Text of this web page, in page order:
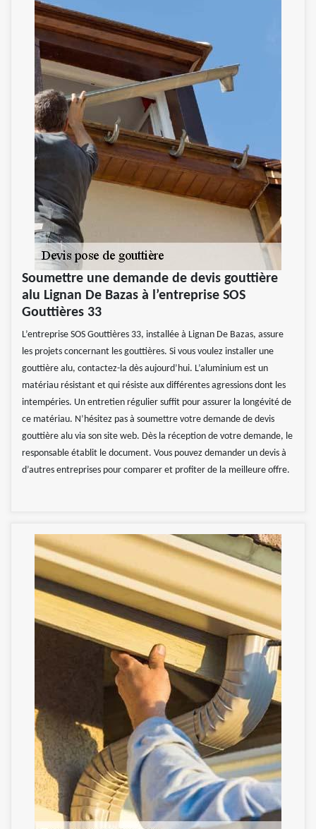
Soumettre une demande de devis gouttière
alu Lignan De Bazas à l’entreprise SOS
Gouttières 33
L’entreprise SOS Gouttières 33, installée à Lignan De Bazas, assure
les projets concernant les gouttières. Si vous voulez installer une
gouttière alu, contactez-la dès aujourd’hui. L’aluminium est un
matériau résistant et qui résiste aux différentes agressions dont les
intempéries. Un entretien régulier suffit pour assurer la longévité de
ce matériau. N’hésitez pas à soumettre votre demande de devis
gouttière alu via son site web. Dès la réception de votre demande, le
responsable établit le document. Vous pouvez demander un devis à
d’autres entreprises pour comparer et profiter de la meilleure offre.